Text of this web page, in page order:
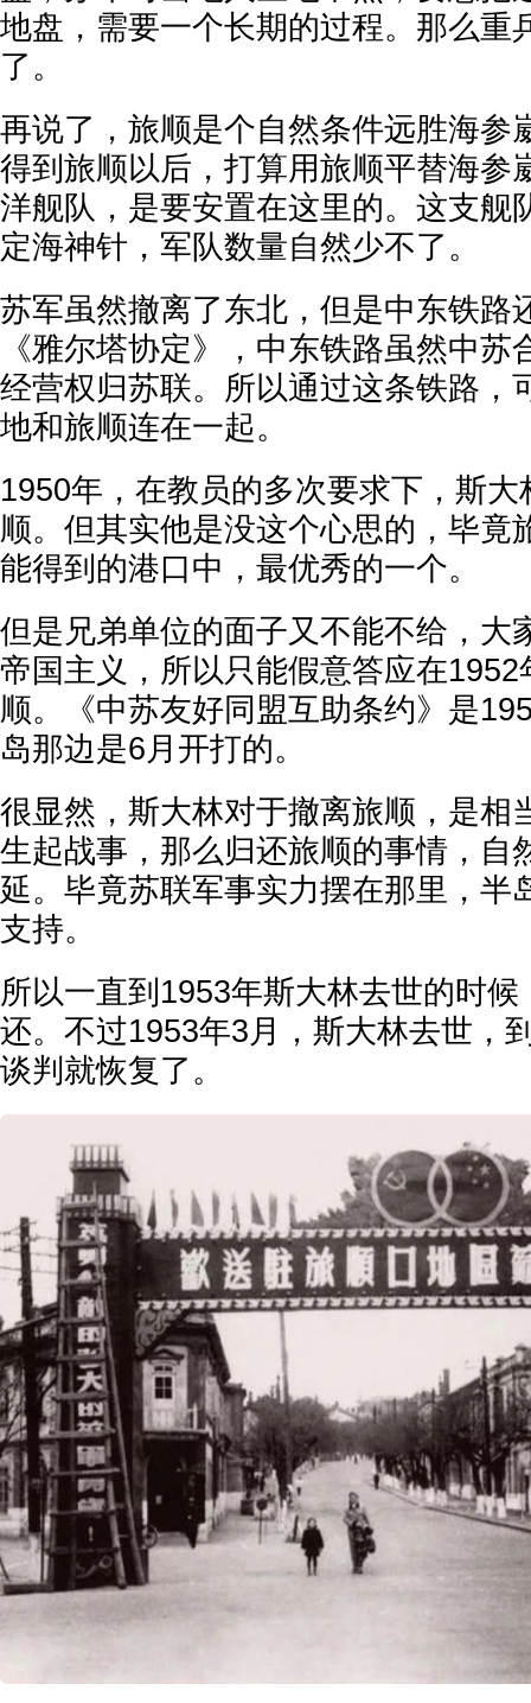
地盘，需要一个长期的过程。那么重
了。
再说了，旅顺是个自然条件远胜海参
得到旅顺以后，打算用旅顺平替海参
洋舰队，是要安置在这里的。这支舰
定海神针，军队数量自然少不了。
苏军虽然撤离了东北，但是中东铁路
《雅尔塔协定》，中东铁路虽然中苏
经营权归苏联。所以通过这条铁路，
地和旅顺连在一起。
1950年，在教员的多次要求下，斯
顺。但其实他是没这个心思的，毕竟
能得到的港口中，最优秀的一个。
但是兄弟单位的面子又不能不给，大
帝国主义，所以只能假意答应在
顺。《中苏友好同盟互助条约》是
岛那边是6月开打的。
很显然，斯大林对于撤离旅顺，是相
生起战事，那么归还旅顺的事情，自
延。毕竟苏联军事实力摆在那里，半
支持。
所以一直到1953年斯大林去世的时
还。不过1953年3月，斯大林去世，
谈判就恢复了。